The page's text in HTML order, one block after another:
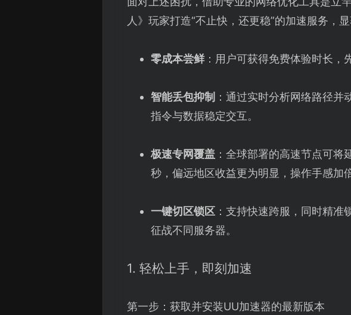
人》玩家打造“不止快，还更稳”的加速服务，
零成本尝鲜：用户可获得免费体验时长，
智能丢包抑制 ：通过实时分析网络路径
指令与数据稳定交互。
极速专网覆盖：全球部署的高速节点可将
秒，偏远地区收益更为明显，操作手感加
一键切区锁区：支持快速跨服，同时精准
征战不同服务器。
1. 轻松上手，即刻加速
第一步：获取并安装UU加速器的最新版本